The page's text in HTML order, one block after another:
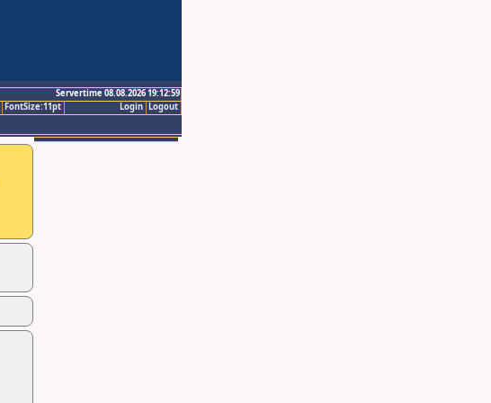
Servertime 08.08.2026 19:12:59
Logout
Login
FontSize:11pt